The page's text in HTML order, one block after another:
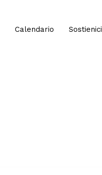
Calendario Sostienici